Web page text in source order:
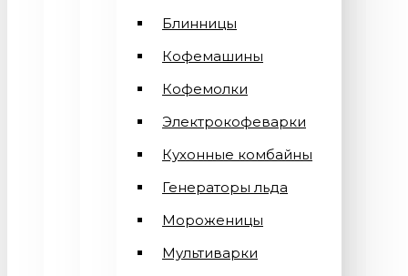
Блинницы
Кофемашины
Кофемолки
Электрокофеварки
Кухонные комбайны
Генераторы льда
Мороженицы
Мультиварки